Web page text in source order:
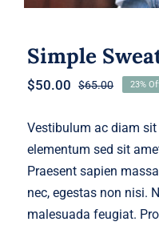
Simple
$65.00Original
was:
$50.00
Current
is:
23%
Vestibulum ac diam
elementum sed sit
Praesent sapien
nec, egestas non nisi.
malesuada feugiat.